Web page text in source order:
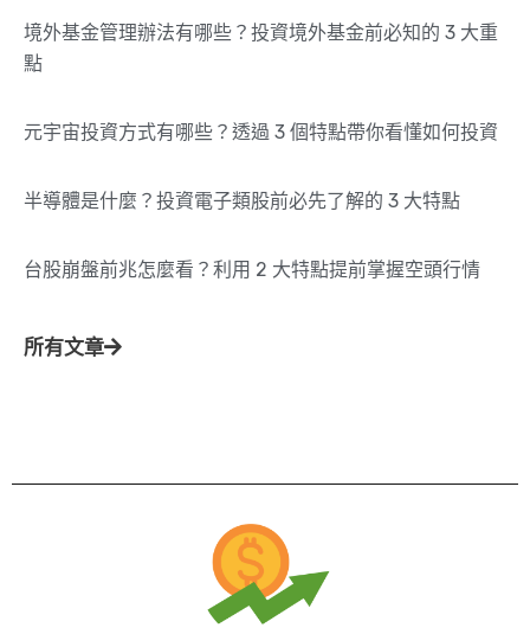
境外基金管理辦法有哪些？投資境外基金前必知的 3 大重
點
元宇宙投資方式有哪些？透過 3 個特點帶你看懂如何投資
半導體是什麼？投資電子類股前必先了解的 3 大特點
台股崩盤前兆怎麼看？利用 2 大特點提前掌握空頭行情
所有文章